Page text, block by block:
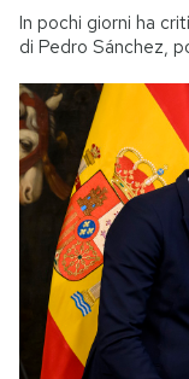
In pochi giorni ha
di Pedro Sánchez,